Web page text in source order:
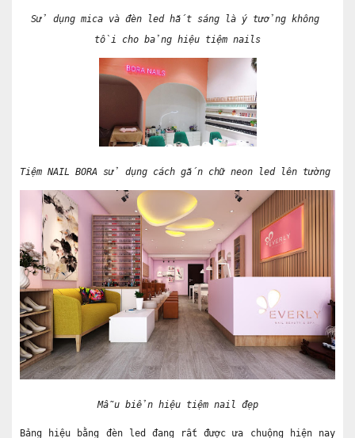
Sử dụng mica và đèn led hắt sáng là ý tưởng không
tồi cho bảng hiệu tiệm nails
Tiệm NAIL BORA sử dụng cách gắn chữ neon led lên tường
Mẫu biển hiệu tiệm nail đẹp
Bảng hiệu bằng đèn led đang rất được ưa chuộng hiện nay